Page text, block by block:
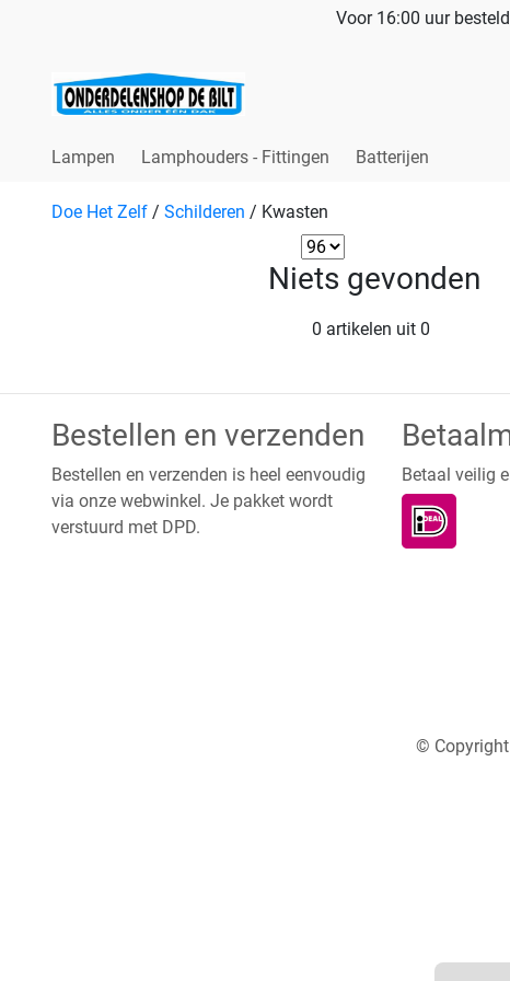
Voor 16:00 uur
Lampen Lamphouders - Fittingen Batterijen
Doe Het Zelf / Schilderen / Kwasten
Niets gevonden
0 artikelen uit 0
Bestellen en verzenden
Bestellen en verzenden is heel eenvoudig
via onze webwinkel. Je pakket wordt
verstuurd met DPD.
Betaal veilig
© Copyright